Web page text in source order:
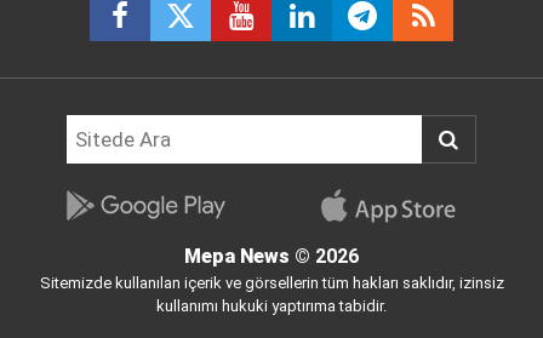
Mepa News © 2026
Sitemizde kullanılan içerik ve görsellerin tüm hakları saklıdır, izinsiz
kullanımı hukuki yaptırıma tabidir.